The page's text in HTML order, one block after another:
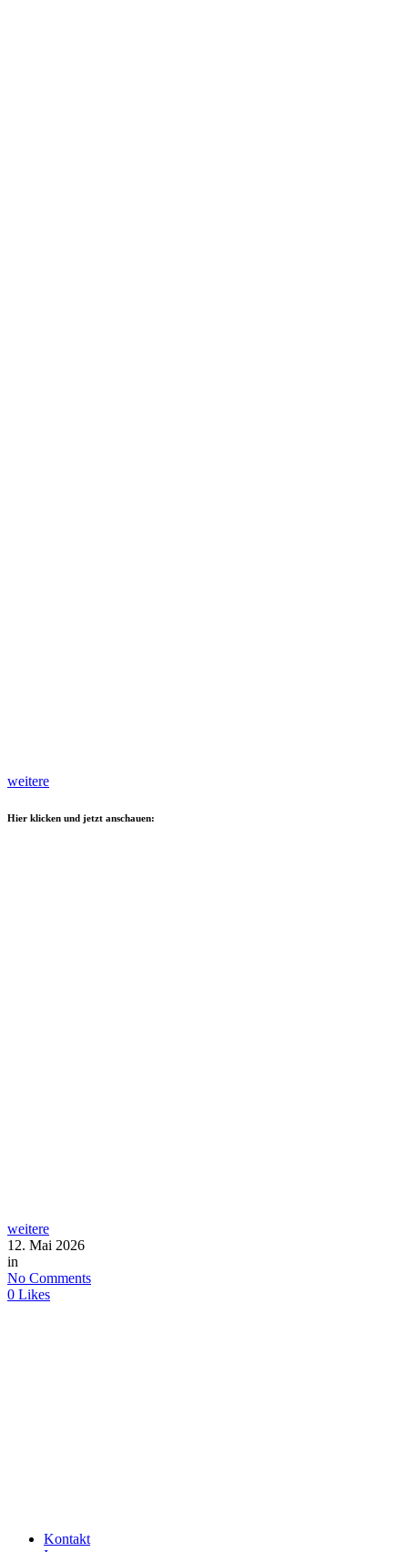
weitere
Hier klicken und jetzt anschauen:
weitere
12. Mai 2026
in
No Comments
0 Likes
Kontakt